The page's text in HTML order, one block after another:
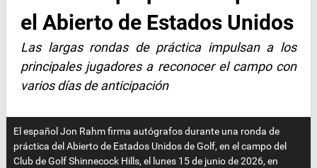
el Abierto de Estados Unidos
Las largas rondas de práctica impulsan a los
principales jugadores a reconocer el campo con
varios días de anticipación
El español Jon Rahm firma autógrafos durante una ronda de
práctica del Abierto de Estados Unidos de Golf, en el campo del
Club de Golf Shinnecock Hills, el lunes 15 de junio de 2026, en